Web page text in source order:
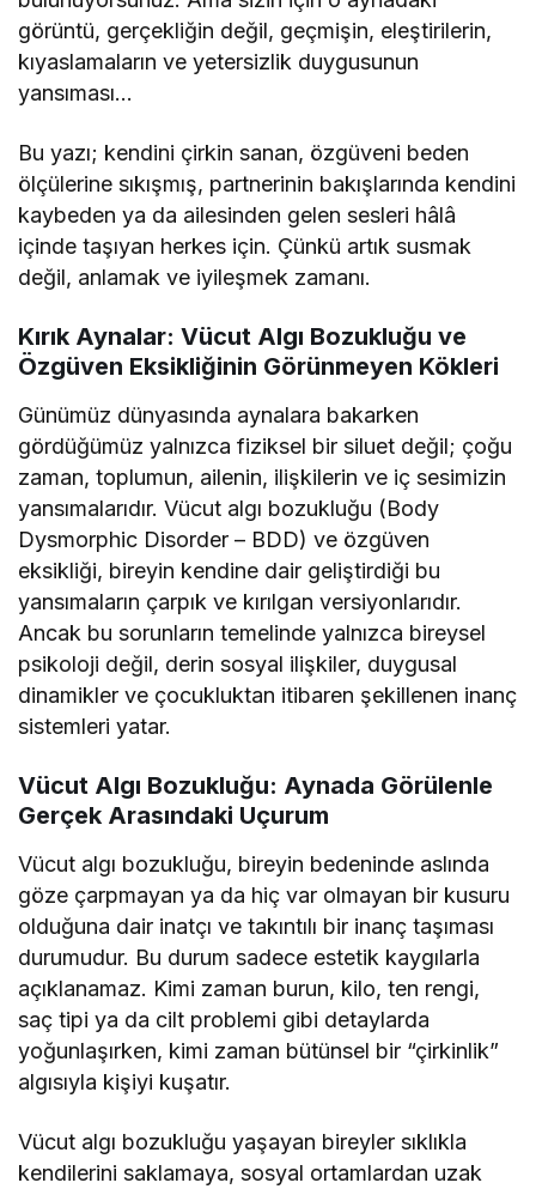
görüntü, gerçekliğin değil, geçmişin, eleştirilerin,
kıyaslamaların ve yetersizlik duygusunun
yansıması…
Bu yazı; kendini çirkin sanan, özgüveni beden
ölçülerine sıkışmış, partnerinin bakışlarında kendini
kaybeden ya da ailesinden gelen sesleri hâlâ
içinde taşıyan herkes için. Çünkü artık susmak
değil, anlamak ve iyileşmek zamanı.
Kırık Aynalar: Vücut Algı Bozukluğu ve
Özgüven Eksikliğinin Görünmeyen Kökleri
Günümüz dünyasında aynalara bakarken
gördüğümüz yalnızca fiziksel bir siluet değil; çoğu
zaman, toplumun, ailenin, ilişkilerin ve iç sesimizin
yansımalarıdır. Vücut algı bozukluğu (Body
Dysmorphic Disorder – BDD) ve özgüven
eksikliği, bireyin kendine dair geliştirdiği bu
yansımaların çarpık ve kırılgan versiyonlarıdır.
Ancak bu sorunların temelinde yalnızca bireysel
psikoloji değil, derin sosyal ilişkiler, duygusal
dinamikler ve çocukluktan itibaren şekillenen inanç
sistemleri yatar.
Vücut Algı Bozukluğu: Aynada Görülenle
Gerçek Arasındaki Uçurum
Vücut algı bozukluğu, bireyin bedeninde aslında
göze çarpmayan ya da hiç var olmayan bir kusuru
olduğuna dair inatçı ve takıntılı bir inanç taşıması
durumudur. Bu durum sadece estetik kaygılarla
açıklanamaz. Kimi zaman burun, kilo, ten rengi,
saç tipi ya da cilt problemi gibi detaylarda
yoğunlaşırken, kimi zaman bütünsel bir “çirkinlik”
algısıyla kişiyi kuşatır.
Vücut algı bozukluğu yaşayan bireyler sıklıkla
kendilerini saklamaya, sosyal ortamlardan uzak